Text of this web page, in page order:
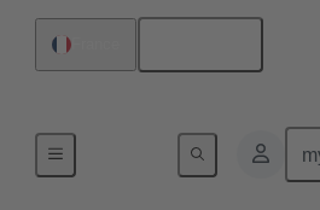
Raccordement carte mère à